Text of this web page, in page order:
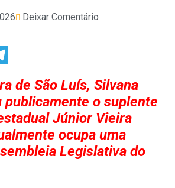
Deixar Comentário
de São Luís, Silvana
publicamente o suplente
Júnior Vieira
ocupa uma
Legislativa do